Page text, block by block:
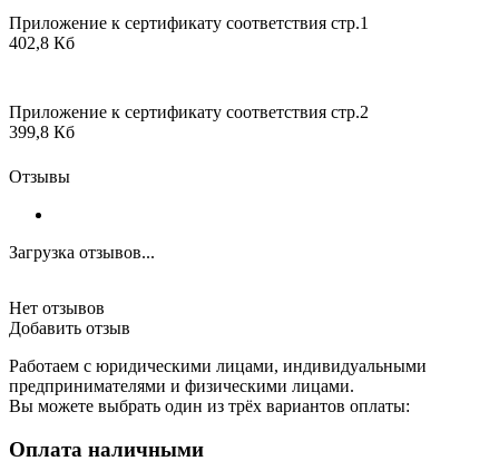
Приложение к сертификату соответствия стр.1
402,8 Кб
Приложение к сертификату соответствия стр.2
399,8 Кб
Отзывы
Загрузка отзывов...
Нет отзывов
Добавить отзыв
Работаем с юридическими лицами, индивидуальными
предпринимателями и физическими лицами.
Вы можете выбрать один из трёх вариантов оплаты:
Оплата наличными